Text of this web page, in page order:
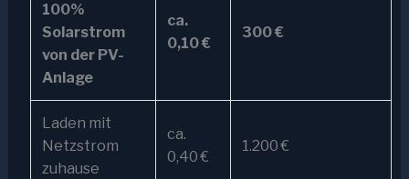
100%
Solarstrom
von der PV-
Anlage
ca.
0,10 €
300 €
Laden mit
Netzstrom
zuhause
ca.
0,40 €
1.200 €